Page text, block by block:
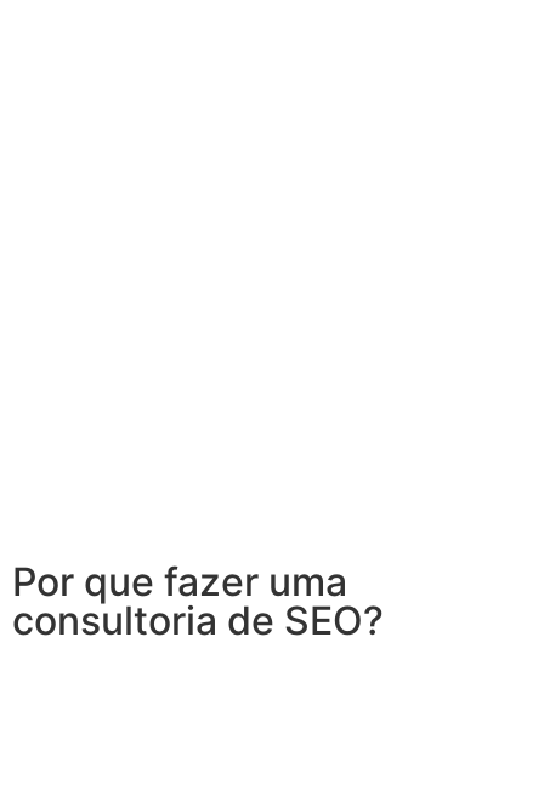
Por que fazer uma
consultoria de SEO?